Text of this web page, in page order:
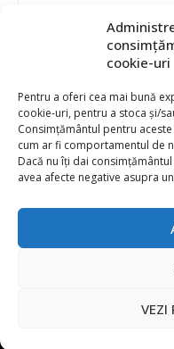
cookie-uri
Pentru a oferi cea mai bună
cookie-uri, pentru a stoca și/
Consimțământul pentru
cum ar fi comportamentul de
Dacă nu îți dai
avea afecte negative asupra
VEZI
Analog Devices
Anritsu Corporation
Ansys
APS
Arduino
Arm
Asentics
ATEN International
ATTEND
Abonament la revista